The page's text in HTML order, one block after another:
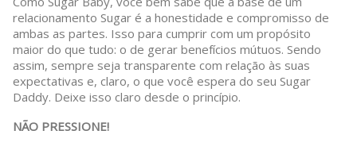
relacionamento Sugar é a honestidade e compromisso de
ambas as partes. Isso para cumprir com um propósito
maior do que tudo: o de gerar benefícios mútuos. Sendo
assim, sempre seja transparente com relação às suas
expectativas e, claro, o que você espera do seu Sugar
Daddy. Deixe isso claro desde o princípio.
NÃO PRESSIONE!